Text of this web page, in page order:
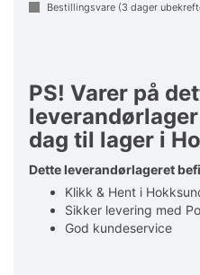
Bestillingsvare (3 dager
PS! Varer på
dag til lager i
Dette leverandørlageret
Klikk & Hent i
Sikker levering med
God kundeservice